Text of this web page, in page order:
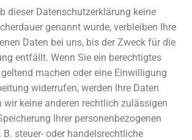
dieser Datenschutzerklärung keine
genannt wurde, verbleiben Ihre
Daten bei uns, bis der Zweck für die
entfällt. Wenn Sie ein berechtigtes
machen oder eine Einwilligung
widerrufen, werden Ihre Daten
wir keine anderen rechtlich zulässigen
Ihrer personenbezogenen
B. steuer- oder handelsrechtliche